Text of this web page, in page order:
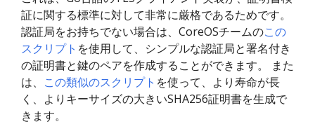
証に関する標準に対して非常に厳格であるためです。
認証局をお持ちでない場合は、CoreOSチームのこの
スクリプト を使用して、シンプルな認証局と署名付き
の証明書と鍵のペアを作成することができます。 また
は、 この類似のスクリプト を使って、より寿命が長
く、よりキーサイズの大きいSHA256証明書を生成で
きます。